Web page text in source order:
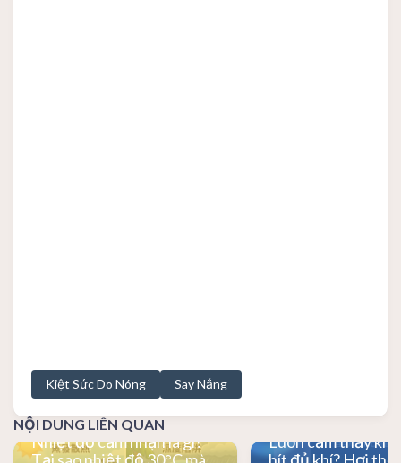
Kiệt Sức Do Nóng Say Nắng
NỘI DUNG LIÊN QUAN
Nhiệt độ cảm nhận là gì?
Tại sao nhiệt độ 30°C mà
Luôn cảm thấy
hít đủ khí? Hơi thở